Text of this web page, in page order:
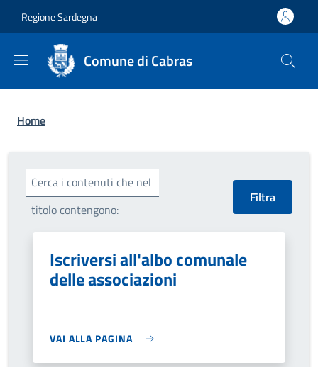
Regione Sardegna
Comune di Cabras
Briciole di pane
Home
Cerca i contenuti che nel
titolo contengono:
Iscriversi all'albo comunale
delle associazioni
VAI ALLA PAGINA